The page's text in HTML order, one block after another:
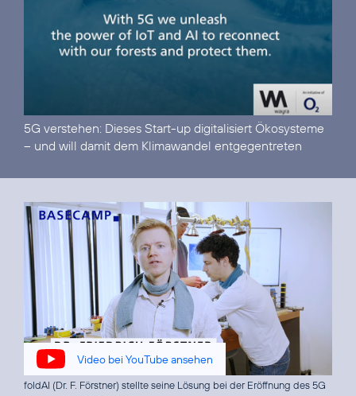
5G verstehen: Dieses Start-up digitalisiert Ökosysteme
– und will damit dem Klimawandel entgegentreten
Video bei YouTube ansehen
foldAI (Dr. F. Förstner) stellte seine Lösung bei der Eröffnung des 5G